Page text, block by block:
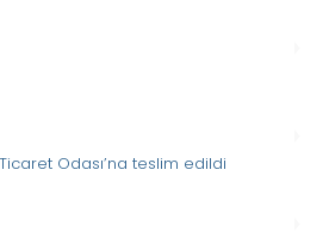
Ticaret Odası’na teslim edildi